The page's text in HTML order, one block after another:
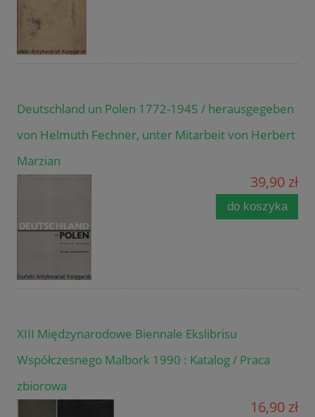
Deutschland un Polen 1772-1945 / herausgegeben
von Helmuth Fechner, unter Mitarbeit von Herbert
Marzian
39,90 zł
do koszyka
XIII Międzynarodowe Biennale Ekslibrisu
Współczesnego Malbork 1990 : Katalog / Praca
zbiorowa
16,90 zł